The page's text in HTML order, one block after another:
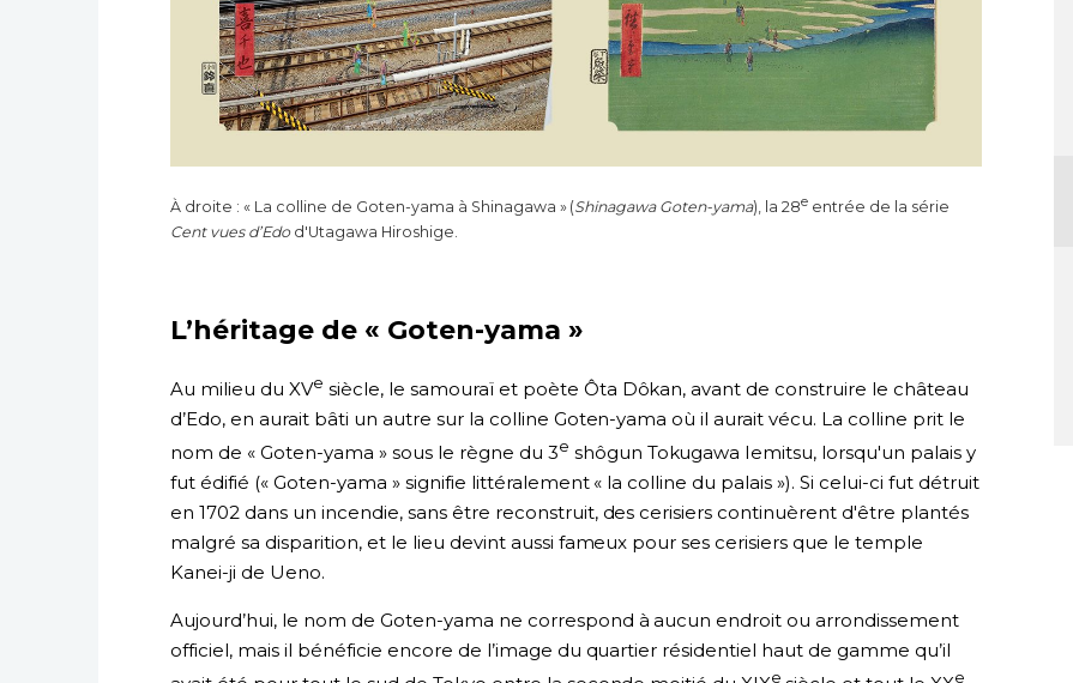
À droite : « La colline de Goten-yama à Shinagawa » (Shinagawa Goten-yama), la 28e entrée de la série
Cent vues d’Edod'Utagawa Hiroshige.
L’héritage de « Goten-yama »
Au milieu du XVe siècle, le samouraï et poète Ôta Dôkan, avant de construire le château
d’Edo, en aurait bâti un autre sur la colline Goten-yama où il aurait vécu. La colline prit le
nom de « Goten-yama » sous le règne du 3e shôgun Tokugawa Iemitsu, lorsqu'un palais y
fut édifié (« Goten-yama » signifie littéralement « la colline du palais »). Si celui-ci fut détruit
en 1702 dans un incendie, sans être reconstruit, des cerisiers continuèrent d'être plantés
malgré sa disparition, et le lieu devint aussi fameux pour ses cerisiers que le temple
Kanei-ji de Ueno.
Aujourd’hui, le nom de Goten-yama ne correspond à aucun endroit ou arrondissement
officiel, mais il bénéficie encore de l’image du quartier résidentiel haut de gamme qu’il
e e